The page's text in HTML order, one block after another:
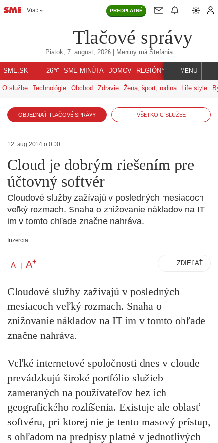
Viac PREDPLATNÉ
Tlačové správy
Piatok, 7. august, 2026 | Meniny má Štefánia
SME.SK 26℃ SME MINÚTA DOMOV REGIÓNY INDEX SVET
MENU
O službe Technológie Obchod Zdravie Žena, šport, rodina Life style
OBJEDNAŤ TLAČOVÉ SPRÁVY VŠETKO O SLUŽBE
12. aug 2014 o 0:00
Cloud je dobrým riešením pre
účtovný softvér
Cloudové služby zažívajú v posledných mesiacoch
veľký rozmach. Snaha o znižovanie nákladov na IT
im v tomto ohľade značne nahráva.
Inzercia
A- | A+ ZDIEĽAŤ
Cloudové služby zažívajú v posledných
mesiacoch veľký rozmach. Snaha o
znižovanie nákladov na IT im v tomto ohľade
značne nahráva.
Veľké internetové spoločnosti dnes v cloude
prevádzkujú široké portfólio služieb
zameraných na používateľov bez ich
geografického rozlíšenia. Existuje ale oblasť
softvéru, pri ktorej nie je tento masový prístup,
s ohľadom na predpisy platné v jednotlivých